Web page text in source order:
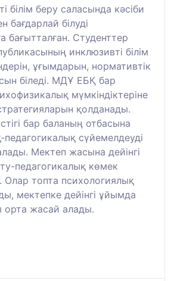
білім беру саласында кәсіби
бағдарлай білуді
бағытталған. Студенттер
инклюзивті білім
ұғымдарын, нормативтік
біледі. МДҰ ЕБҚ бар
мүмкіндіктеріне
қолданады.
бар баланың отбасына
сүйемелдеуді
Мектеп жасына дейінгі
педагогикалық көмек
Олар топта психологиялық
мектепке дейінгі ұйымда
орта жасай алады.